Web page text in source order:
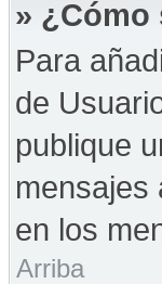
» ¿Cómo
Para
de
publique
mensajes
en los
Arriba